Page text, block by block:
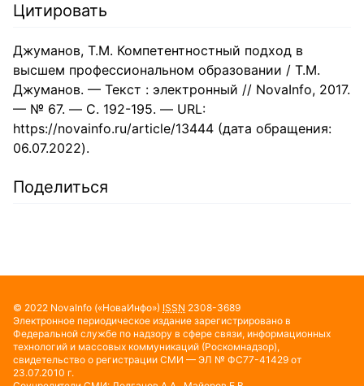
Цитировать
Джуманов, Т.М. Компетентностный подход в
высшем профессиональном образовании / Т.М.
Джуманов. — Текст : электронный // NovaInfo, 2017.
— № 67. — С. 192-195. — URL:
https://novainfo.ru/article/13444 (дата обращения:
06.07.2022).
Поделиться
© 2022 NovaInfo («НоваИнфо») ISSN 2308-3689
Электронное периодическое издание зарегистрировано в
Федеральной службе по надзору в сфере связи, информационных
технологий и массовых коммуникаций (Роскомнадзор),
свидетельство о регистрации СМИ — ЭЛ № ФС77-41429 от
23.07.2010 г.